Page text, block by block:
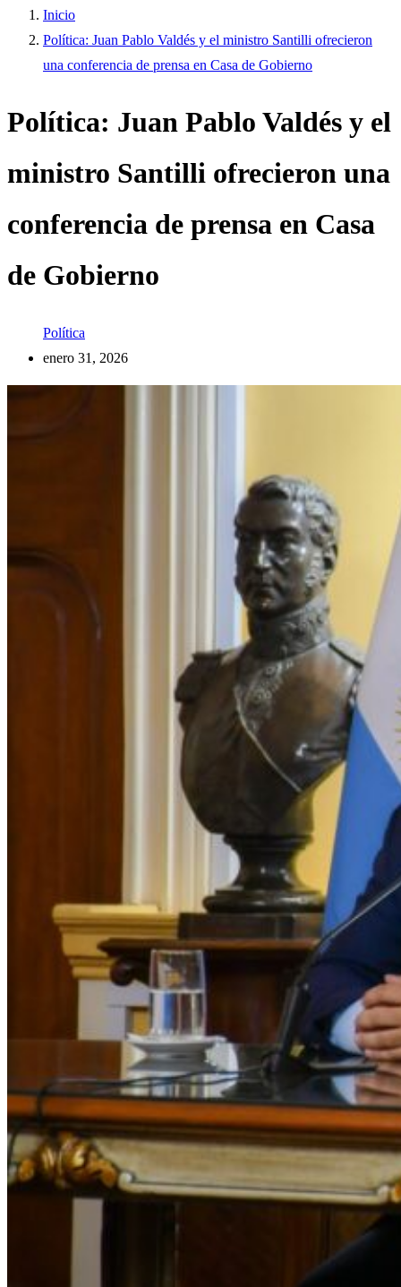
Inicio
Política: Juan Pablo Valdés y el ministro Santilli ofrecieron
una conferencia de prensa en Casa de Gobierno
Política: Juan Pablo Valdés y el
ministro Santilli ofrecieron una
conferencia de prensa en Casa
de Gobierno
Política
enero 31, 2026